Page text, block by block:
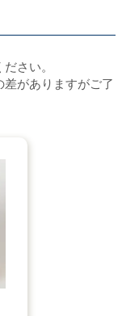
さい。
がありますがご了